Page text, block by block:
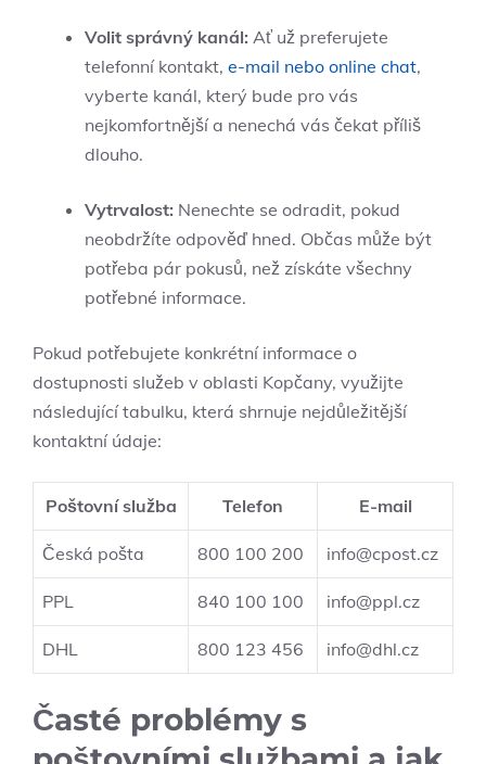
Volit správný kanál: Ať už preferujete
telefonní kontakt, e-mail nebo online chat,
vyberte kanál, který bude pro vás
nejkomfortnější a nenechá vás čekat příliš
dlouho.
Vytrvalost: Nenechte se odradit, pokud
neobdržíte odpověď hned. Občas může být
potřeba pár pokusů, než získáte všechny
potřebné informace.
Pokud potřebujete konkrétní informace o
dostupnosti služeb v oblasti Kopčany, využijte
následující tabulku, která shrnuje nejdůležitější
kontaktní údaje:
Poštovní služba Telefon E-mail
Česká pošta 800 100 200 info@cpost.cz
PPL 840 100 100 info@ppl.cz
DHL 800 123 456 info@dhl.cz
Časté problémy s